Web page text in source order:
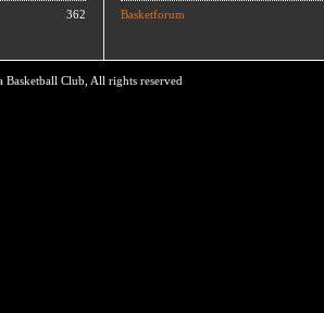
362 Basketforum
Club, All rights reserved